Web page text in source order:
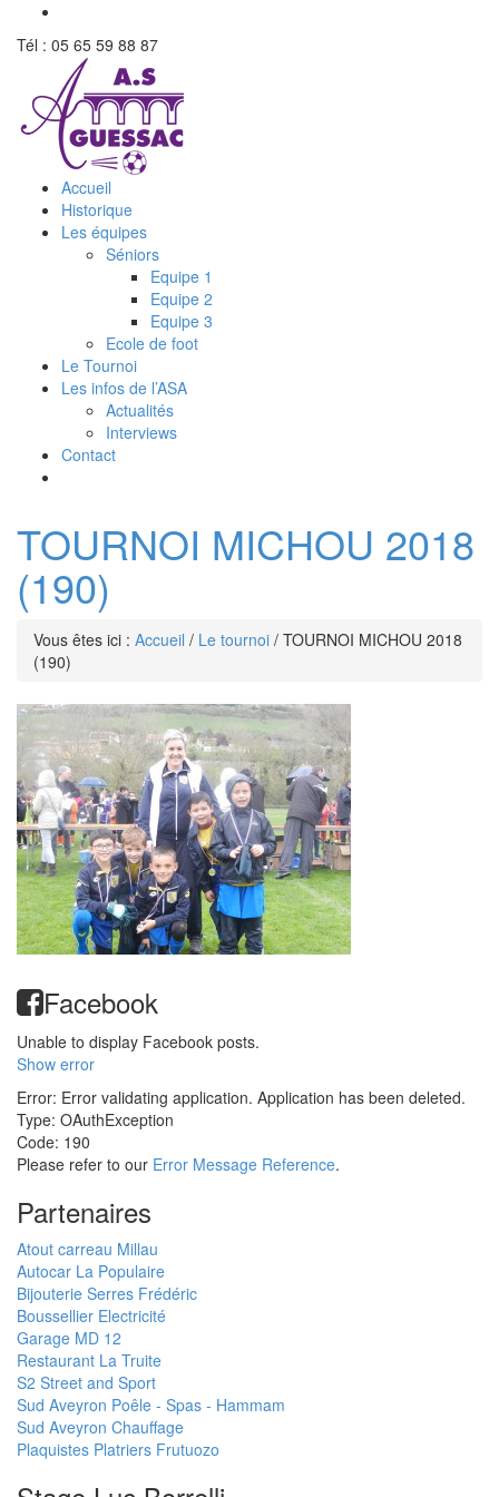
Tél : 05 65 59 88 87
Accueil
Historique
Les équipes
Séniors
Equipe 1
Equipe 2
Equipe 3
Ecole de foot
Le Tournoi
Les infos de l’ASA
Actualités
Interviews
Contact
TOURNOI MICHOU 2018
(190)
Vous êtes ici : Accueil / Le tournoi / TOURNOI MICHOU 2018
(190)
Facebook
Unable to display Facebook posts.
Show error
Error: Error validating application. Application has been deleted.
Type: OAuthException
Code: 190
Please refer to our Error Message Reference.
Partenaires
Atout carreau Millau
Autocar La Populaire
Bijouterie Serres Frédéric
Boussellier Electricité
Garage MD 12
Restaurant La Truite
S2 Street and Sport
Sud Aveyron Poêle - Spas - Hammam
Sud Aveyron Chauffage
Plaquistes Platriers Frutuozo